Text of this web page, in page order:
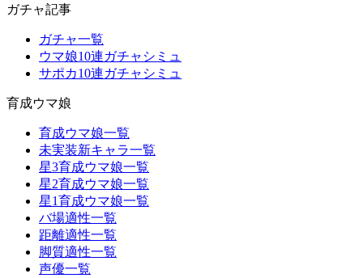
ガチャ記事
ガチャ一覧
ウマ娘10連ガチャシミュ
サポカ10連ガチャシミュ
育成ウマ娘
育成ウマ娘一覧
未実装新キャラ一覧
星3育成ウマ娘一覧
星2育成ウマ娘一覧
星1育成ウマ娘一覧
バ場適性一覧
距離適性一覧
脚質適性一覧
声優一覧